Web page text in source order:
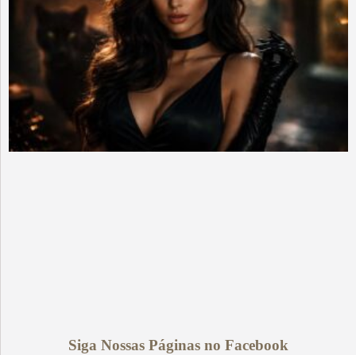
Siga Nossas Páginas no Facebook